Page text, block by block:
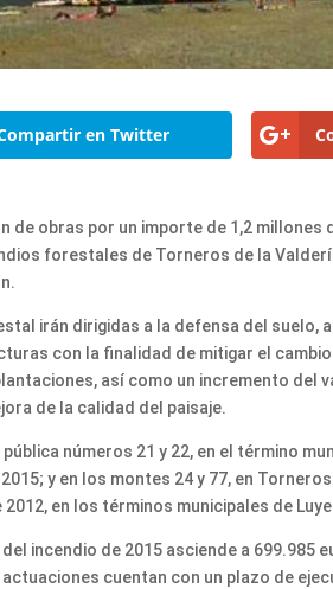
en Twitter
de obras por un importe de 1,2 millones
forestales de Torneros de la
irán dirigidas a la defensa del suelo,
con la finalidad de mitigar el
así como un incremento del
de la calidad del paisaje.
números 21 y 22, en el término
y en los montes 24 y 77, en
en los términos municipales de
incendio de 2015 asciende a 699.985
cuentan con un plazo de